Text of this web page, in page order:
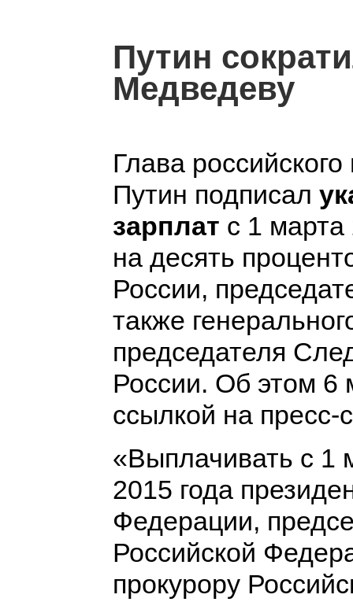
Путин
Медведеву
Глава
Путин подписал
зарплат с 1 марта
на десять
России,
также
председателя
России. Об этом
ссылкой на
«Выплачивать с 1
2015 года
Федерации,
Российской
прокурору